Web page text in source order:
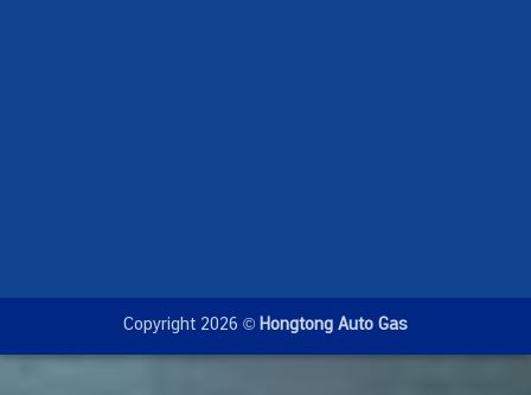
Copyright 2026 © Hongtong Auto Gas